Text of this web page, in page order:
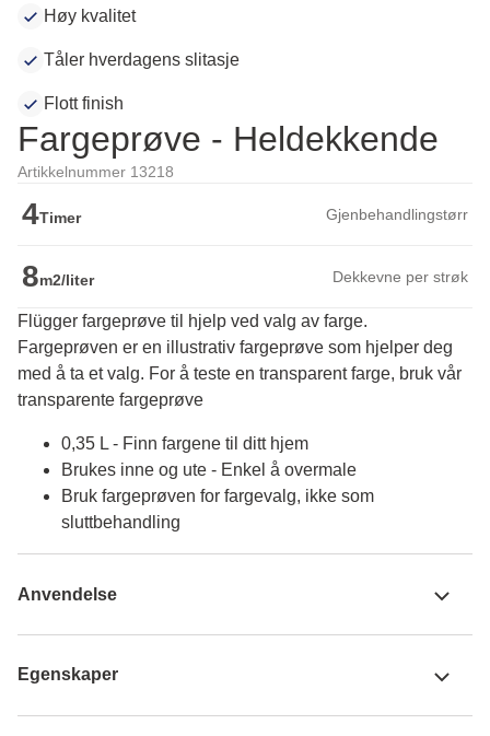
Høy kvalitet
Tåler hverdagens slitasje
Flott finish
Fargeprøve - Heldekkende
Artikkelnummer 13218
4Timer Gjenbehandlingstørr
8m2/liter Dekkevne per strøk
Flügger fargeprøve til hjelp ved valg av farge.
Fargeprøven er en illustrativ fargeprøve som hjelper deg
med å ta et valg. For å teste en transparent farge, bruk vår
transparente fargeprøve
0,35 L - Finn fargene til ditt hjem
Brukes inne og ute - Enkel å overmale
Bruk fargeprøven for fargevalg, ikke som
sluttbehandling
Anvendelse
Egenskaper